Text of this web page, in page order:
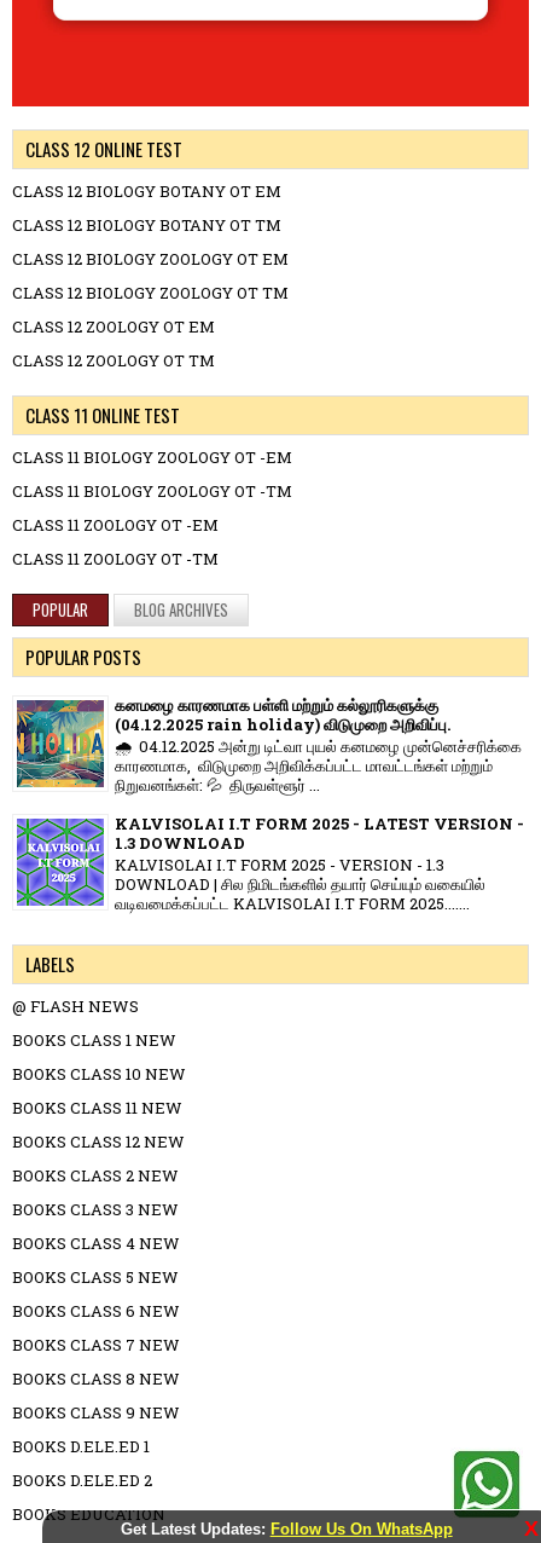
Get Latest Updates: Follow Us On WhatsApp X
CLASS 12 ONLINE TEST
CLASS 12 BIOLOGY BOTANY OT EM
CLASS 12 BIOLOGY BOTANY OT TM
CLASS 12 BIOLOGY ZOOLOGY OT EM
CLASS 12 BIOLOGY ZOOLOGY OT TM
CLASS 12 ZOOLOGY OT EM
CLASS 12 ZOOLOGY OT TM
CLASS 11 ONLINE TEST
CLASS 11 BIOLOGY ZOOLOGY OT -EM
CLASS 11 BIOLOGY ZOOLOGY OT -TM
CLASS 11 ZOOLOGY OT -EM
CLASS 11 ZOOLOGY OT -TM
POPULAR BLOG ARCHIVES
POPULAR POSTS
கனமழை காரணமாக பள்ளி மற்றும் கல்லூரிகளுக்கு
(04.12.2025 rain holiday) விடுமுறை அறிவிப்பு.
🌧️ 04.12.2025 அன்று டிட்வா புயல் கனமழை முன்னெச்சரிக்கை
காரணமாக, விடுமுறை அறிவிக்கப்பட்ட மாவட்டங்கள் மற்றும்
நிறுவனங்கள்: 💦 திருவள்ளூர் ...
KALVISOLAI I.T FORM 2025 - LATEST VERSION -
1.3 DOWNLOAD
KALVISOLAI I.T FORM 2025 - VERSION - 1.3
DOWNLOAD | சில நிமிடங்களில் தயார் செய்யும் வகையில்
வடிவமைக்கப்பட்ட KALVISOLAI I.T FORM 2025.......
LABELS
@ FLASH NEWS
BOOKS CLASS 1 NEW
BOOKS CLASS 10 NEW
BOOKS CLASS 11 NEW
BOOKS CLASS 12 NEW
BOOKS CLASS 2 NEW
BOOKS CLASS 3 NEW
BOOKS CLASS 4 NEW
BOOKS CLASS 5 NEW
BOOKS CLASS 6 NEW
BOOKS CLASS 7 NEW
BOOKS CLASS 8 NEW
BOOKS CLASS 9 NEW
BOOKS D.ELE.ED 1
BOOKS D.ELE.ED 2
BOOKS EDUCATION